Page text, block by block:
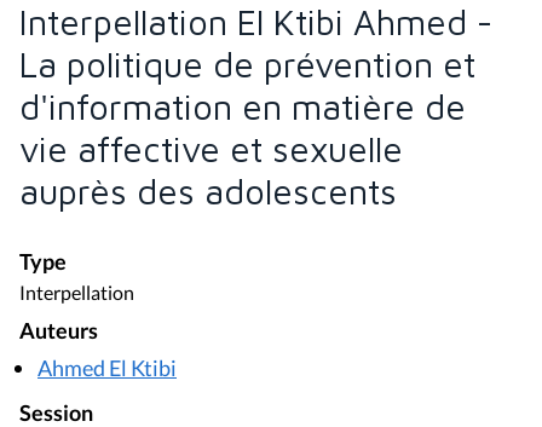
Interpellation El Ktibi Ahmed -
La politique de prévention et
d'information en matière de
vie affective et sexuelle
auprès des adolescents
Type
Interpellation
Auteurs
Ahmed El Ktibi
Session